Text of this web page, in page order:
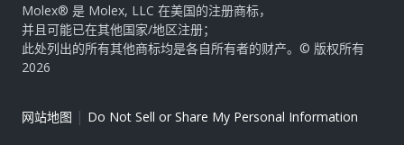
Molex® 是 Molex, LLC 在美国的注册商标，
并且可能已在其他国家/地区注册；
此处列出的所有其他商标均是各自所有者的财产。© 版权所有
2026
网站地图 | Do Not Sell or Share My Personal Information